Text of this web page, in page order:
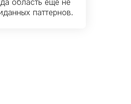
область еще не
паттернов.